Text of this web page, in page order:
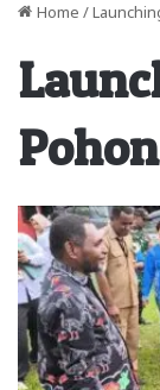
Home /
Pohon